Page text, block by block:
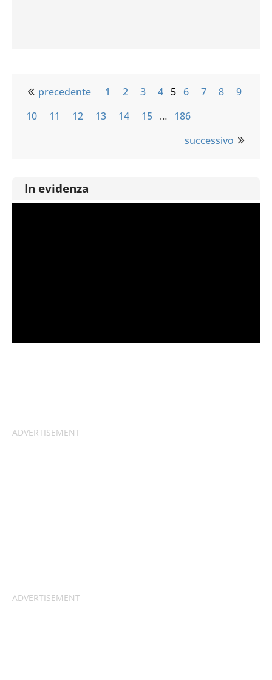
precedente 1 2 3 4 5 6 7 8
9
10
11 12 13 14 15 … 186
successivo
In evidenza